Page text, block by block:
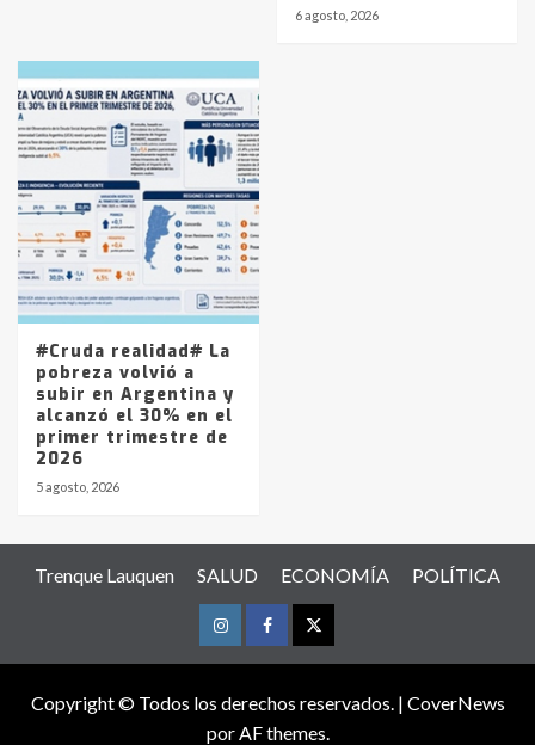
6 agosto, 2026
#Cruda realidad# La
pobreza volvió a
subir en Argentina y
alcanzó el 30% en el
primer trimestre de
2026
5 agosto, 2026
Trenque Lauquen SALUD ECONOMÍA POLÍTICA
InstagramFacebookTwitter
Copyright © Todos los derechos reservados. | CoverNews
por AF themes.